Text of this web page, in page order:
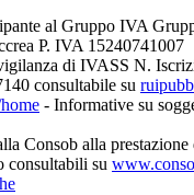
al Gruppo IVA
P. IVA 15240741007
di IVASS N.
consultabile su
- Informative su
Consob alla
consultabili su